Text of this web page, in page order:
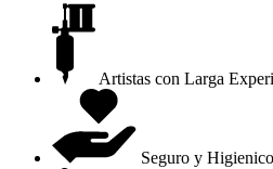
Artistas con Larga
Seguro y Higienico